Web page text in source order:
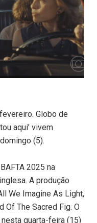
Globo de
aqui’ vivem
(5).
2025 na
A produção
We Imagine As Light,
Of The Sacred Fig. O
quarta-feira (15)